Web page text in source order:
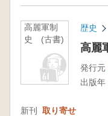
高麗軍制
史 (古書)
歴史
高麗
発行元
出版年
新刊 取り寄せ